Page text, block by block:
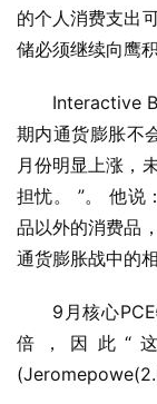
的个人消费支出
储必须继续向鹰
Interactive
期内通货膨胀不
月份明显上涨，
担忧。 ”。 他说
品以外的消费品
通货膨胀战中的
9月核心
倍，因此“